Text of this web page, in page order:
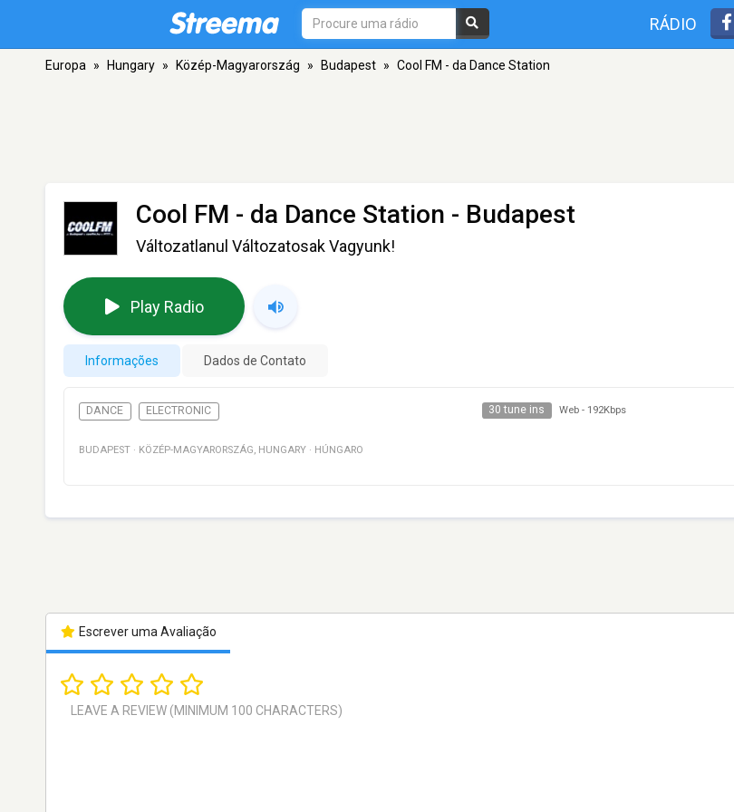
RÁDIO
Europa » Hungary » Közép-Magyarország » Budapest » Cool FM - da Dance Station
Cool FM - da Dance Station - Budapest
Változatlanul Változatosak Vagyunk!
Play Radio
Informações Dados de Contato
DANCE ELECTRONIC 30 tune ins Web - 192Kbps
BUDAPEST · KÖZÉP-MAGYARORSZÁG, HUNGARY · HÚNGARO
Escrever uma Avaliação